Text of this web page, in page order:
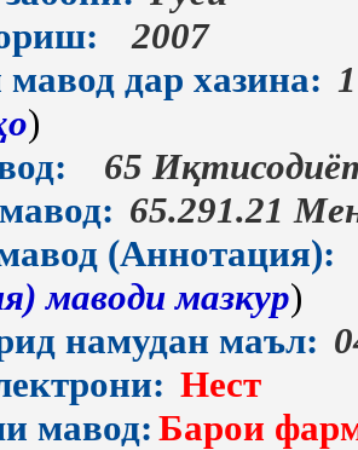
2007
дар хазина: 1
)
65
65.291.21
(Аннотация):
маводи мазкур)
намудан маъл:
Нест
мавод: Барои